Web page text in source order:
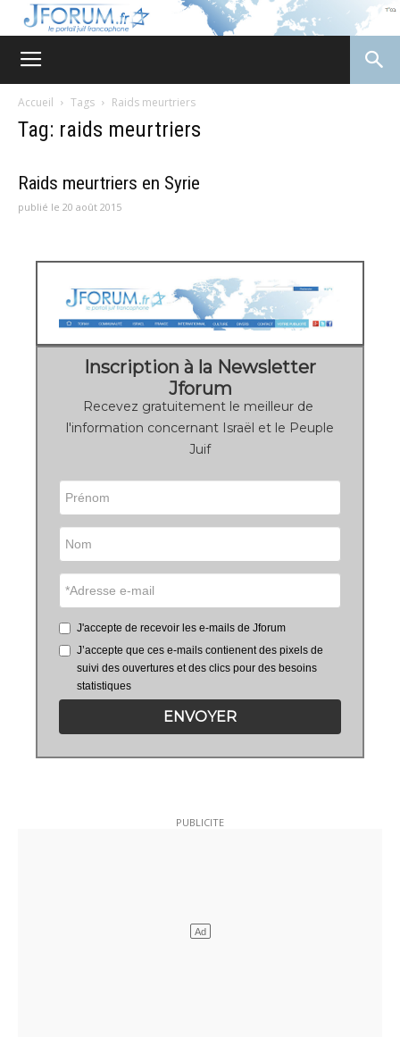
Accueil Tags Raids meurtriers
Tag: raids meurtriers
Raids meurtriers en Syrie
publié le 20 août 2015
Inscription à la Newsletter
Jforum
Recevez gratuitement le meilleur de
l'information concernant Israël et le Peuple
Juif
J'accepte de recevoir les e-mails de Jforum
J’accepte que ces e-mails contienent des pixels de
suivi des ouvertures et des clics pour des besoins
statistiques
ENVOYER